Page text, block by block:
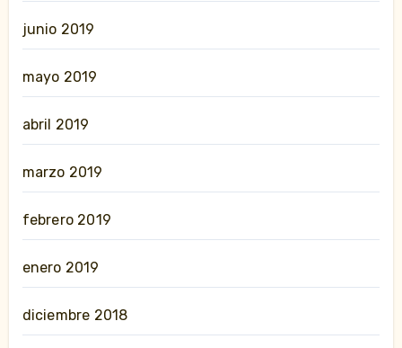
junio 2019
mayo 2019
abril 2019
marzo 2019
febrero 2019
enero 2019
diciembre 2018